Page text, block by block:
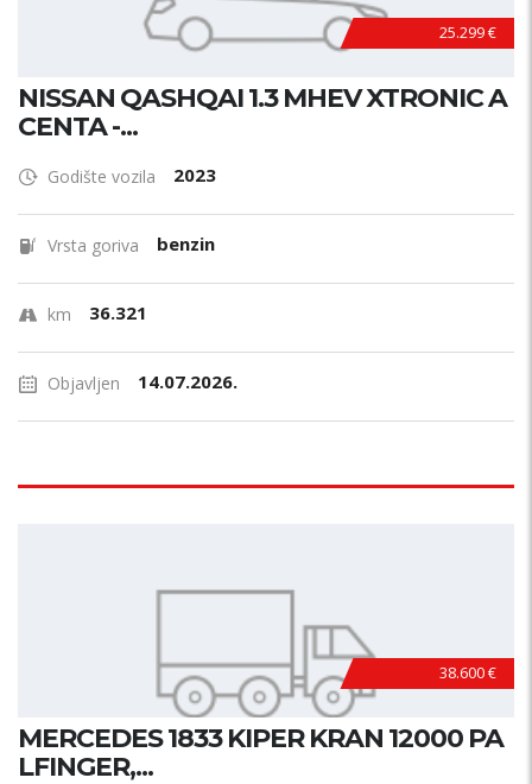
25.299 €
NISSAN QASHQAI 1.3 MHEV XTRONIC A
CENTA -...
Godište vozila 2023
Vrsta goriva benzin
km 36.321
Objavljen 14.07.2026.
38.600 €
MERCEDES 1833 KIPER KRAN 12000 PA
LFINGER,...